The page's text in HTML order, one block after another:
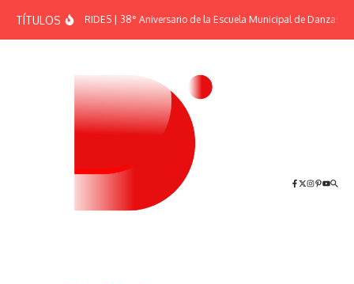
TÍTULOSEFEMÉRIDES | 38° Aniversario de la Escuela Municipal de Danzas “El